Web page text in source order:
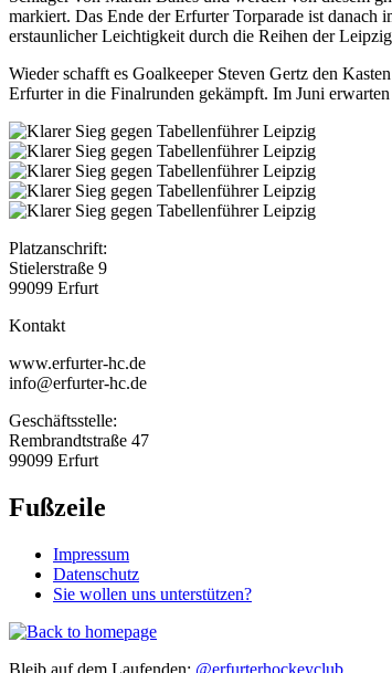
markiert. Das Ende der Erfurter Torparade ist
erstaunlicher Leichtigkeit durch die Reihen der
Wieder schafft es Goalkeeper Steven Gertz den
Erfurter in die Finalrunden gekämpft. Im Juni
Platzanschrift:
Stielerstraße 9
99099 Erfurt
Kontakt
www.erfurter-hc.de
info@erfurter-hc.de
Geschäftsstelle:
Rembrandtstraße 47
99099 Erfurt
Fußzeile
Impressum
Datenschutz
Sie wollen uns unterstützen?
Bleib auf dem Laufenden: @erfurterhockeyclub